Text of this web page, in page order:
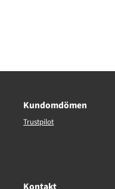
Kundomdömen
Trustpilot